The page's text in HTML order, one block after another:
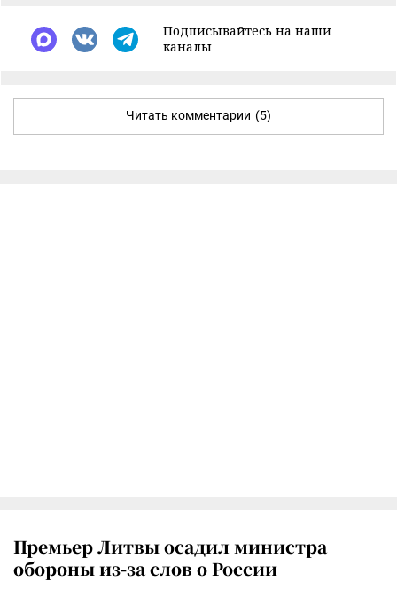
Подписывайтесь на наши
каналы
Читать комментарии (5)
Премьер Литвы осадил министра
обороны из-за слов о России